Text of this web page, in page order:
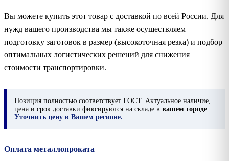
Вы можете купить этот товар с доставкой по всей России. Для
нужд вашего производства мы также осуществляем
подготовку заготовок в размер (высокоточная резка) и подбор
оптимальных логистических решений для снижения
стоимости транспортировки.
Позиция полностью соответствует ГОСТ. Актуальное наличие,
цена и срок доставки фиксируются на складе в вашем городе
Уточнить цену в Вашем регионе.
Оплата металлопроката